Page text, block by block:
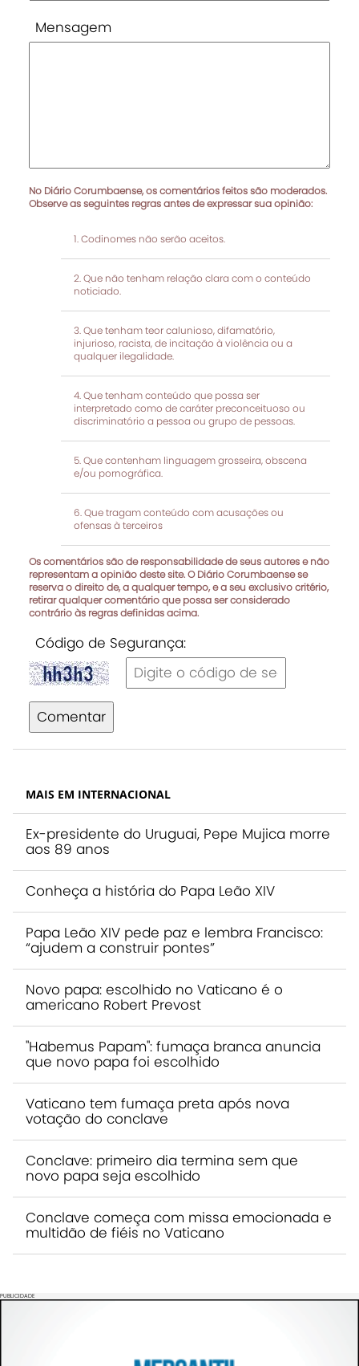
Mensagem
No Diário Corumbaense, os comentários feitos são moderados.
Observe as seguintes regras antes de expressar sua opinião:
Codinomes não serão aceitos.
Que não tenham relação clara com o conteúdo
noticiado.
Que tenham teor calunioso, difamatório,
injurioso, racista, de incitação à violência ou a
qualquer ilegalidade.
Que tenham conteúdo que possa ser
interpretado como de caráter preconceituoso ou
discriminatório a pessoa ou grupo de pessoas.
Que contenham linguagem grosseira, obscena
e/ou pornográfica.
Que tragam conteúdo com acusações ou
ofensas à terceiros
Os comentários são de responsabilidade de seus autores e não
representam a opinião deste site. O Diário Corumbaense se
reserva o direito de, a qualquer tempo, e a seu exclusivo critério,
retirar qualquer comentário que possa ser considerado
contrário às regras definidas acima.
Código de Segurança:
Comentar
MAIS EM INTERNACIONAL
Ex-presidente do Uruguai, Pepe Mujica morre
aos 89 anos
Conheça a história do Papa Leão XIV
Papa Leão XIV pede paz e lembra Francisco:
“ajudem a construir pontes”
Novo papa: escolhido no Vaticano é o
americano Robert Prevost
"Habemus Papam": fumaça branca anuncia
que novo papa foi escolhido
Vaticano tem fumaça preta após nova
votação do conclave
Conclave: primeiro dia termina sem que
novo papa seja escolhido
Conclave começa com missa emocionada e
multidão de fiéis no Vaticano
PUBLICIDADE